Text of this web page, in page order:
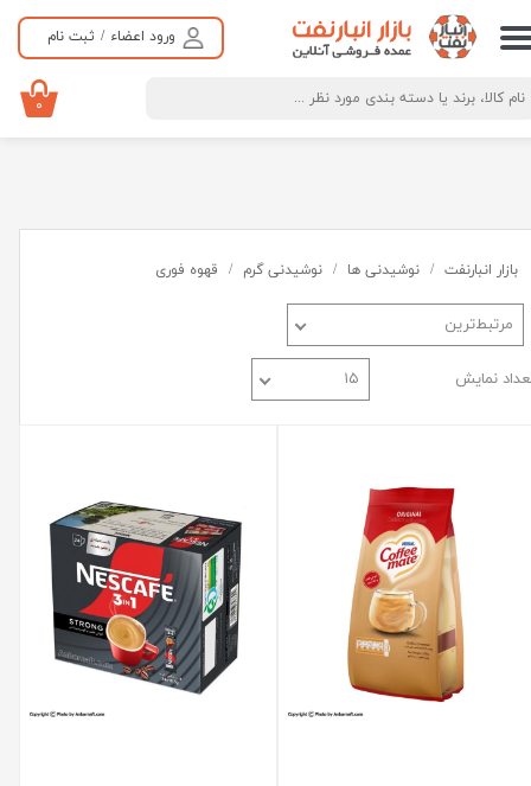
ورود اعضاء / ثبت نام
حساب کاربری من
تغییر گذر واژه
۰
بازار انبارنفت نوشیدنی ها نوشیدنی گرم قهوه فوری
مرتبط‌ترین
نمایش ۱۵